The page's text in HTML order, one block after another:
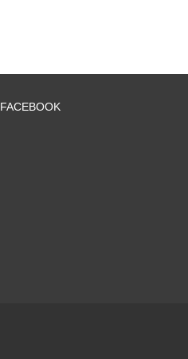
FACEBOOK